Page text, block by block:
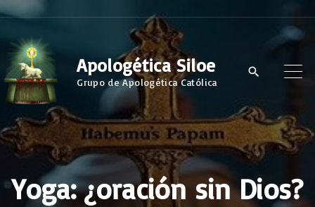
S
p
c
n
Apologética Siloe
Grupo de Apologética Católica
Yoga: ¿oración sin Dios?